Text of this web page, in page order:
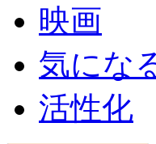
映画
気にな
活性化